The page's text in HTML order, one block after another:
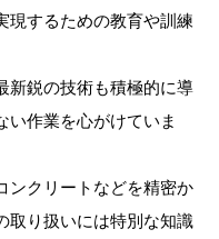
現するための教育や訓練
新鋭の技術も積極的に導
い作業を心がけていま
ンクリートなどを精密か
取り扱いには特別な知識